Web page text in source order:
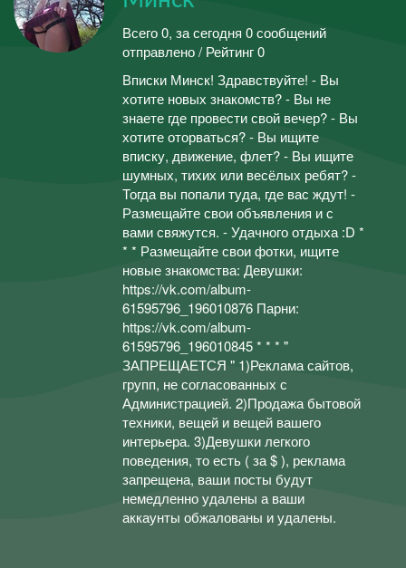
Всего 0, за сегодня 0 сообщений
отправлено / Рейтинг 0
Вписки Минск! Здравствуйте! - Вы
хотите новых знакомств? - Вы не
знаете где провести свой вечер? - Вы
хотите оторваться? - Вы ищите
вписку, движение, флет? - Вы ищите
шумных, тихих или весёлых ребят? -
Тогда вы попали туда, где вас ждут! -
Размещайте свои объявления и с
вами свяжутся. - Удачного отдыха :D *
* * Размещайте свои фотки, ищите
новые знакомства: Девушки:
https://vk.com/album-
61595796_196010876 Парни:
https://vk.com/album-
61595796_196010845 * * * "
ЗАПРЕЩАЕТСЯ " 1)Реклама сайтов,
групп, не согласованных с
Администрацией. 2)Продажа бытовой
техники, вещей и вещей вашего
интерьера. 3)Девушки легкого
поведения, то есть ( за $ ), реклама
запрещена, ваши посты будут
немедленно удалены а ваши
аккаунты обжалованы и удалены.